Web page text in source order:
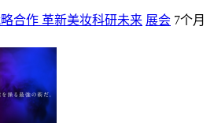
合作 革新美妆科研未来 展会 7个月